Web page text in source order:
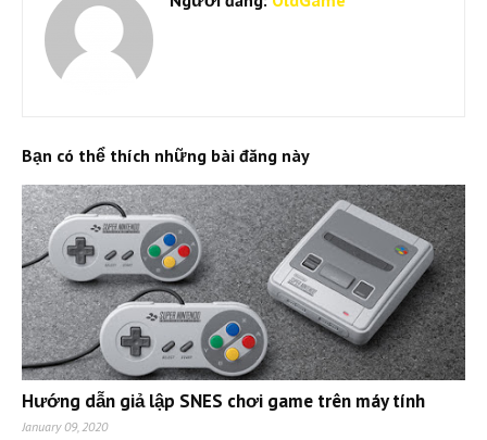
Bạn có thể thích những bài đăng này
Hướng dẫn giả lập SNES chơi game trên máy tính
January 09, 2020